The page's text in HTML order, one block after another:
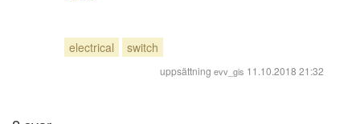
electrical switch
uppsättning evv_gis 11.10.2018 21:32